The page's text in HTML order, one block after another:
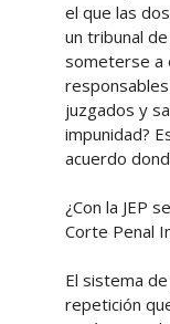
el que las
un tribunal
someterse a
juzgados y
impunidad?
acuerdo
¿Con la JEP
Corte Penal
El sistema
repetición